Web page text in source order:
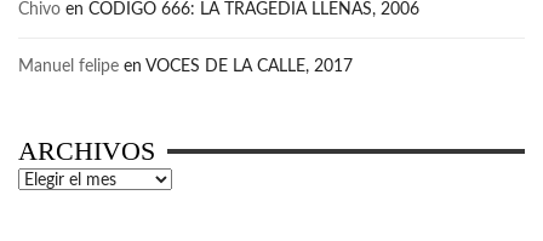
Chivo en CÓDIGO 666: LA TRAGEDIA LLENAS, 2006
Manuel felipe en VOCES DE LA CALLE, 2017
ARCHIVOS
Archivos